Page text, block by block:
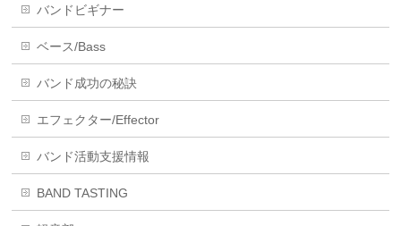
バンドビギナー
ベース/Bass
バンド成功の秘訣
エフェクター/Effector
バンド活動支援情報
BAND TASTING